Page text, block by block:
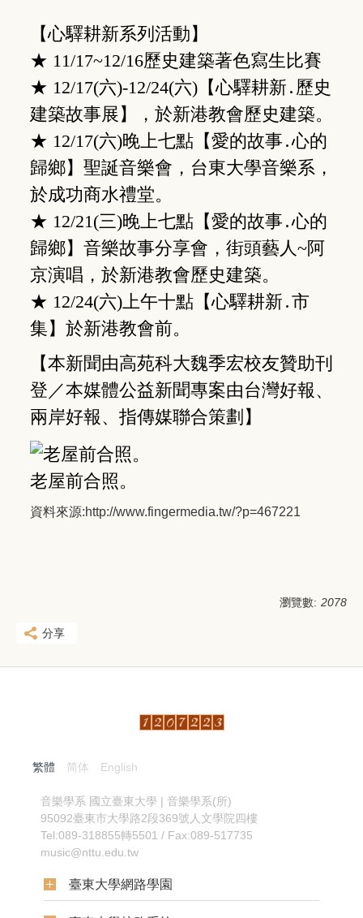
【心驛耕新系列活動】
★ 11/17~12/16歷史建築著色寫生比賽
★ 12/17(六)-12/24(六)【心驛耕新․歷史
建築故事展】，於新港教會歷史建築。
★ 12/17(六)晚上七點【愛的故事․心的
歸鄉】聖誕音樂會，台東大學音樂系，
於成功商水禮堂。
★ 12/21(三)晚上七點【愛的故事․心的
歸鄉】音樂故事分享會，街頭藝人~阿
京演唱，於新港教會歷史建築。
★ 12/24(六)上午十點【心驛耕新․市
集】於新港教會前。
【本新聞由高苑科大魏季宏校友贊助刊
登／本媒體公益新聞專案由台灣好報、
兩岸好報、指傳媒聯合策劃】
老屋前合照。
資料來源:http://www.fingermedia.tw/?p=467221
瀏覽數: 2078
分享
繁體 简体
English
音樂學系 國立臺東大學 | 音樂學系(所)
95092臺東市大學路2段369號人文學院四樓
Tel:089-318855轉5501 / Fax:089-517735
music@nttu.edu.tw
臺東大學網路學園